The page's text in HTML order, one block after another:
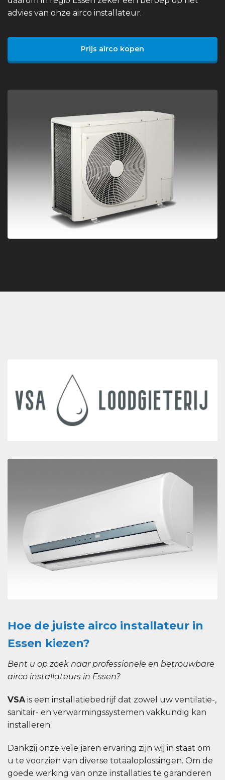
advies van onze airco installateur.
Prijs airco kopen
Hoe de juiste airco installateur in
Essen kiezen?
Bent u op zoek naar professionele en betrouwbare
airco installateurs in Essen?
VSAis een installatiebedrijf dat zowel uw ventilatie-,
sanitair- en verwarmingssystemen vakkundig kan
installeren.
Dankzij onze vele jaren ervaring zijn wij in staat om
u te voorzien van diverse totaaloplossingen. Om de
goede werking van onze installaties te garanderen